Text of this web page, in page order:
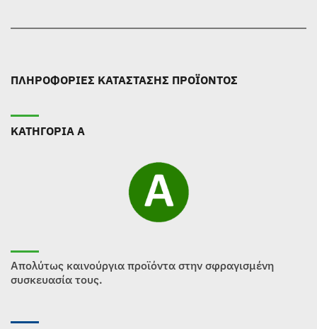
ΠΛΗΡΟΦΟΡΙΕΣ ΚΑΤΑΣΤΑΣΗΣ ΠΡΟΪΟΝΤΟΣ
ΚΑΤΗΓΟΡΙΑ Α
Απολύτως καινούργια προϊόντα στην σφραγισμένη
συσκευασία τους.